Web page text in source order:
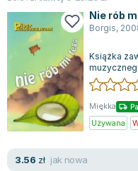
Joseph Murphy
Jan Sztaudynger
Aleksander Puszkin
Oscar Wilde
Małgorzata Ohme
Maddie Ziegler
Leszek Czarnecki
Maria Seweryn
Nie rób
Borgis,
Książka
Opowieść
Miękka
Używana
3.56 zł jak nowa